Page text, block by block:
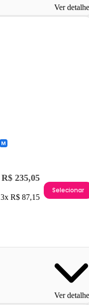
Ver
R$ 235,05
3x R$ 87,15
Selecionar
Ver